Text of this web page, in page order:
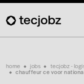
Skip
main
home jobs tecjobz -
chauffeur ce voor